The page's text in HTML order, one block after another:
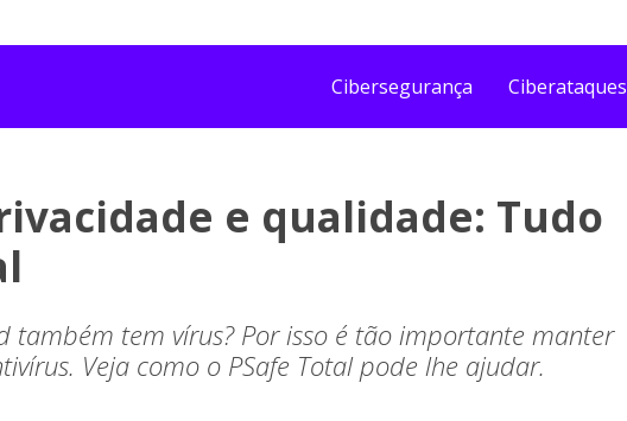
Cibersegurança Ciberataques
e qualidade: Tudo
também tem vírus? Por isso é tão importante manter
Veja como o PSafe Total pode lhe ajudar.